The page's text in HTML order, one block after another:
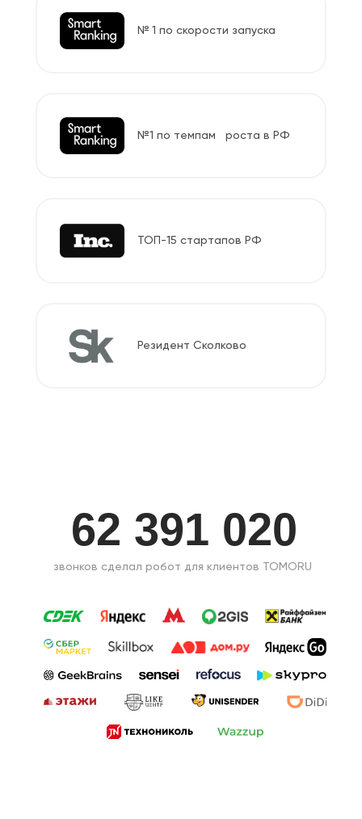
№ 1 по скорости запуска
№1 по темпам роста в РФ
ТОП-15 стартапов РФ
Резидент Сколково
62 391 020
звонков сделал робот для клиентов TOMORU